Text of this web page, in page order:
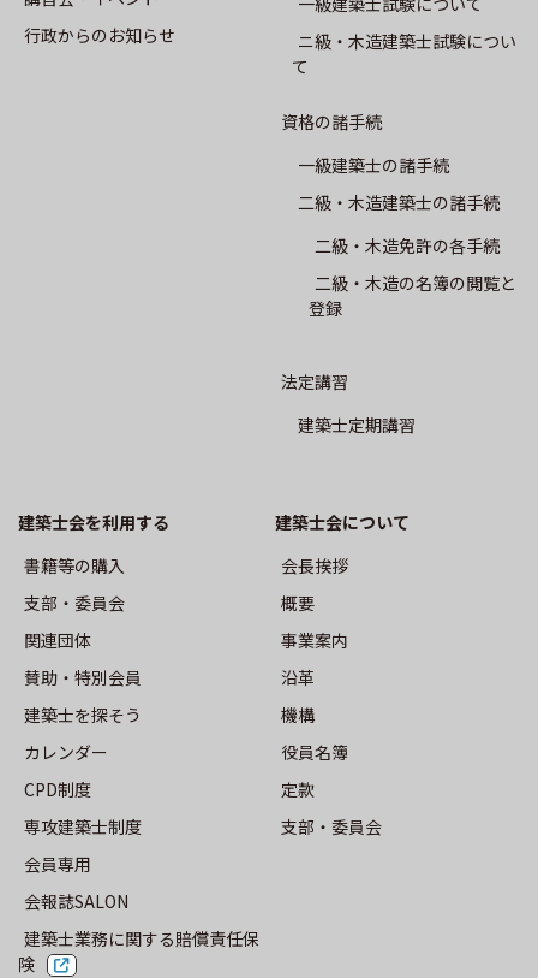
機構
役員名簿
定款
⽀部・委員会
活動報告
⾏政からのお知らせ
ニ級・⽊造建築⼠試験につい
て
資格の諸手続
一級建築士の諸手続
二級・木造建築士の諸手続
二級・木造免許の各手続
二級・木造の名簿の閲覧と
登録
法定講習
建築士定期講習
建築士会を利用する
書籍等の購⼊
⽀部・委員会
関連団体
賛助・特別会員
建築士を探そう
カレンダー
CPD制度
専攻建築士制度
会員専用
会報誌SALON
建築士業務に関する賠償責任保
険
建築⼠会について
会長挨拶
概要
事業案内
沿革
機構
役員名簿
定款
⽀部・委員会